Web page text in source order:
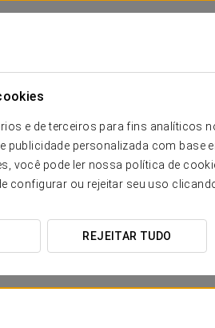
e de terceiros para fins analíticos
publicidade personalizada com base
você pode ler nossa política de
configurar ou rejeitar seu uso
REJEITAR TUDO
0 m 2 x
0 m2 x